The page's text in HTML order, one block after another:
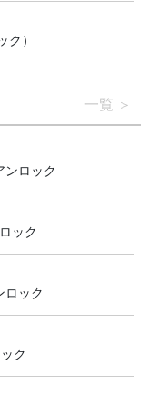
ク）
一覧
ンロック
ック
ロック
ク